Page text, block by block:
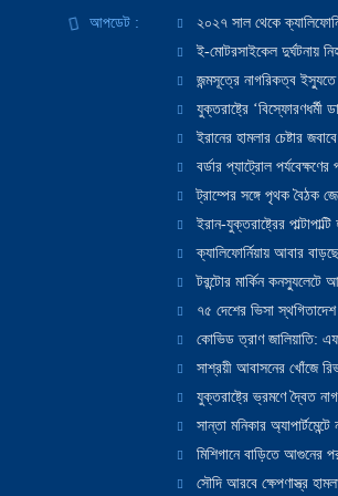
আপডেট :
২০২৭ সাল থেকে
ই-মোটরসাইকেল দুর্ঘটনায়
জন্মসূত্রে নাগরিকত্ব
যুক্তরাষ্ট্রে ‘বিস্ফোরণধর্মী
ইরানের হামলার চেষ্টার
বর্ডার প্যাট্রোল
ট্রাম্পের সঙ্গে পৃথক বৈঠক
ইরান-যুক্তরাষ্ট্রের
ক্যালিফোর্নিয়ায় আবার
টরন্টোর মার্কিন কনস্যুলেটে
৭৫ দেশের ভিসা
কোভিড ত্রাণ জালিয়াতি:
সাশ্রয়ী আবাসনের খোঁজে
যুক্তরাষ্ট্রে ভ্রমণে দ্বৈত
সান্তা মনিকার
মিশিগানে বাড়িতে আগুনের
সৌদি আরবে ক্ষেপণাস্ত্র